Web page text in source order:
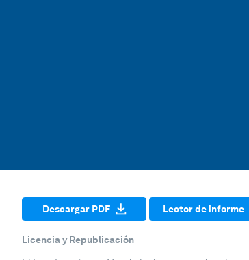
Descargar PDF Lector de informe
Licencia y Republicación